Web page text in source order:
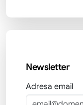
Newsletter
Adresa email